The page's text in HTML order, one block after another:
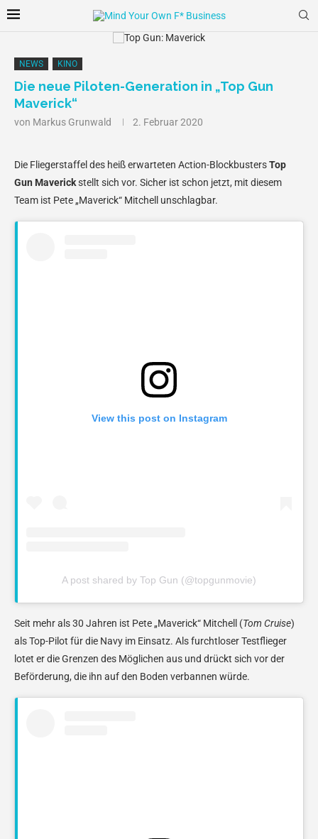
NEWS KINO
Die neue Piloten-Generation in „Top Gun
Maverick“
von Markus Grunwald 2. Februar 2020
Die Fliegerstaffel des heiß erwarteten Action-BlockbustersTop
Gun Maverickstellt sich vor. Sicher ist schon jetzt, mit diesem
Team ist Pete „Maverick“ Mitchell unschlagbar.
View this post on Instagram
A post shared by Top Gun (@topgunmovie)
Seit mehr als 30 Jahren ist Pete „Maverick“ Mitchell (Tom Cruise)
als Top-Pilot für die Navy im Einsatz. Als furchtloser Testflieger
lotet er die Grenzen des Möglichen aus und drückt sich vor der
Beförderung, die ihn auf den Boden verbannen würde.